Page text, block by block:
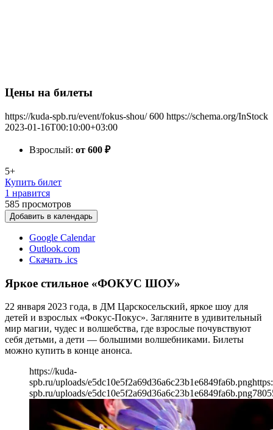
Цены на билеты
https://kuda-spb.ru/event/fokus-shou/ 600 https://schema.org/InStock
2023-01-16T00:10:00+03:00
Взрослый: от 600 ₽
5+
Купить билет
1 нравится
585 просмотров
Добавить в календарь
Google Calendar
Outlook.com
Скачать .ics
Яркое стильное «ФОКУС ШОУ»
22 января 2023 года, в ДМ Царскосельский, яркое шоу для
детей и взрослых «Фокус-Покус». Загляните в удивительный
мир магии, чудес и волшебства, где взрослые почувствуют
себя детьми, а дети — большими волшебниками. Билеты
можно купить в конце анонса.
https://kuda-
spb.ru/uploads/e5dc10e5f2a69d36a6c23b1e6849fa6b.png
spb.ru/uploads/e5dc10e5f2a69d36a6c23b1e6849fa6b.png780